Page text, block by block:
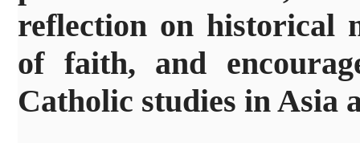
reflection on historical
of faith, and
Catholic studies in Asia